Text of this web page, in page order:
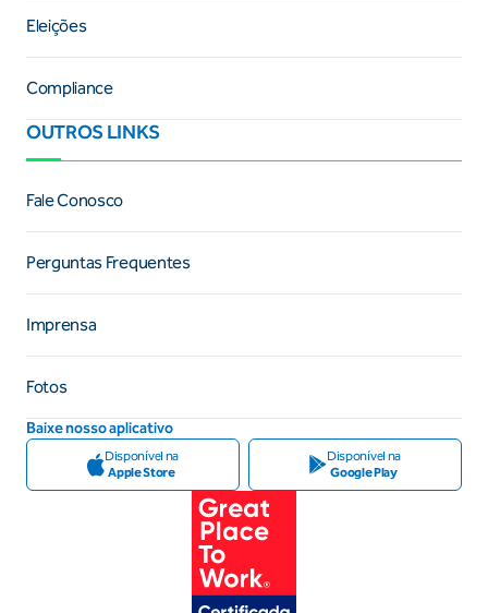
Eleições
Compliance
OUTROS LINKS
Fale Conosco
Perguntas Frequentes
Imprensa
Fotos
Baixe nosso aplicativo
Disponível na
Apple Store
Disponível na
Google Play